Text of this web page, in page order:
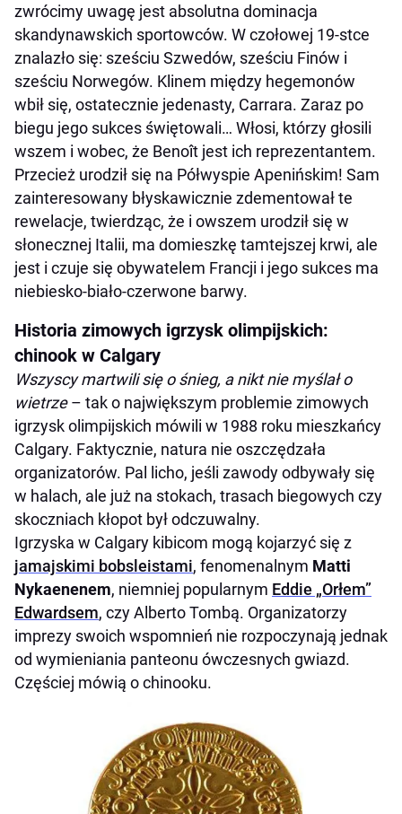
zwrócimy uwagę jest absolutna dominacja
skandynawskich sportowców. W czołowej 19-stce
znalazło się: sześciu Szwedów, sześciu Finów i
sześciu Norwegów. Klinem między hegemonów
wbił się, ostatecznie jedenasty, Carrara. Zaraz po
biegu jego sukces świętowali… Włosi, którzy głosili
wszem i wobec, że Benoît jest ich reprezentantem.
Przecież urodził się na Półwyspie Apenińskim! Sam
zainteresowany błyskawicznie zdementował te
rewelacje, twierdząc, że i owszem urodził się w
słonecznej Italii, ma domieszkę tamtejszej krwi, ale
jest i czuje się obywatelem Francji i jego sukces ma
niebiesko-biało-czerwone barwy.
Historia zimowych igrzysk olimpijskich:
chinook w Calgary
Wszyscy martwili się o śnieg, a nikt nie myślał o
wietrze– tak o największym problemie zimowych
igrzysk olimpijskich mówili w 1988 roku mieszkańcy
Calgary. Faktycznie, natura nie oszczędzała
organizatorów. Pal licho, jeśli zawody odbywały się
w halach, ale już na stokach, trasach biegowych czy
skoczniach kłopot był odczuwalny.
Igrzyska w Calgary kibicom mogą kojarzyć się z
jamajskimi bobsleistami, fenomenalnym Matti
Nykaenenem, niemniej popularnym Eddie „Orłem”
Edwardsem, czy Alberto Tombą. Organizatorzy
imprezy swoich wspomnień nie rozpoczynają jednak
od wymieniania panteonu ówczesnych gwiazd.
Częściej mówią o chinooku.